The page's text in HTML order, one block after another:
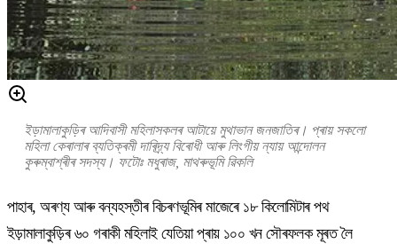
ইড়ামালাকুড়িৰ আদিবাসী মহিলাসকলৰ আটায়ে মুথাভান জনজাতিৰ। প্ৰায় সকলো
মহিলা কেৰালাৰ ব্যতিক্ৰমী দাৰিদ্ৰ্য বিৰোধী আৰু লিংগীয় ন্যায় আন্দোলন
কুৰুম্বাশ্ৰীৰ সদস্য। ফটোঃ মধুৰাজ, মাথৰুভূমি ৱিকলি
পাহাৰ, অৰণ্য আৰু বন্যহস্তীৰ বিচৰণভূমিৰ মাজেৰে ১৮ কিলোমিটাৰ পথ
ইড়ামালাকুড়িৰ ৬০ গৰাকী মহিলাই যেতিয়া প্ৰায় ১০০ খন সৌৰফলক মূৰত লৈ